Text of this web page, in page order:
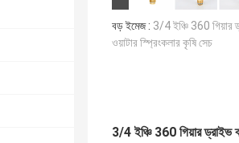
বড় ইমেজ : 3/4 ইঞ্চি 360 গিয়ার
ওয়াটার স্প্রিংকলার কৃষি সেচ
3/4 ইঞ্চি 360 গিয়ার ড্রাইভ